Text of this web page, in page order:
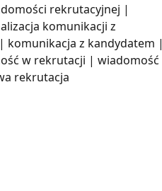
rekrutacyjnej |
komunikacji z
komunikacja z kandydatem |
w rekrutacji | wiadomość
rekrutacja